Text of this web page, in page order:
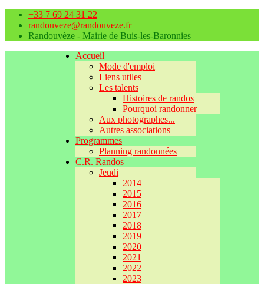
+33 7 69 24 31 22
randouveze@randouveze.fr
Randouvèze - Mairie de Buis-les-Baronnies
Accueil
Mode d'emploi
Liens utiles
Les talents
Histoires de randos
Pourquoi randonner
Aux photographes...
Autres associations
Programmes
Planning randonnées
C.R. Randos
Jeudi
2014
2015
2016
2017
2018
2019
2020
2021
2022
2023